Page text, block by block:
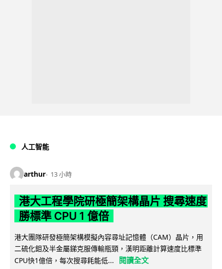
人工智能
arthur 13 小時
港大工程學院研極簡架構晶片 搜尋速度
勝標準 CPU 1 億倍
港大團隊研發極簡架構模擬內容尋址記憶體（CAM）晶片，用
二硫化鉬及半金屬銻克服傳輸瓶頸，漢明距離計算速度比標準
CPU快1億倍，每次搜尋耗能低...
閱讀全文